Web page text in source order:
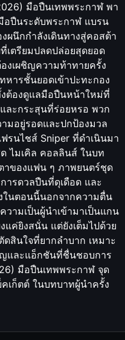
มือปืนเทพพระกาฬ พา
อปืนระดับพระกาฬ แบรน
ผนึกกำลังเดินทางสู่คอสต้า
เตรียมปลดปล่อยสุดยอด
งเผชิญความท้าทายครั้ง
ารชั้นยอดเข้าปะทะกอง
ต้องดูแลมือปืนหน้าใหม่ที่
ละกระสุนที่ร่อยหรอ พวก
มอยู่รอดและปกป้องมวล
รนไชส์ Sniper ที่ดำเนินมา
ไมเคิล คอลลินส์ ในบท
าของแฟน ๆ ภาพยนตร์ชุด
ารดวลปืนที่ดุเดือด และ
นตอนนี้นอกจากความตื่น
วามเป็นผู้นำเข้ามาเป็นแกน
แค่ยิงสนั่น แต่ยังเต็มไปด้วย
สินใจที่ยากลำบาก เหมาะ
และแอ็กชันที่ชื่นชอบการ
มือปืนเทพพระกาฬ จุด
เก็ตต์ ในบทบาทผู้นำครั้ง